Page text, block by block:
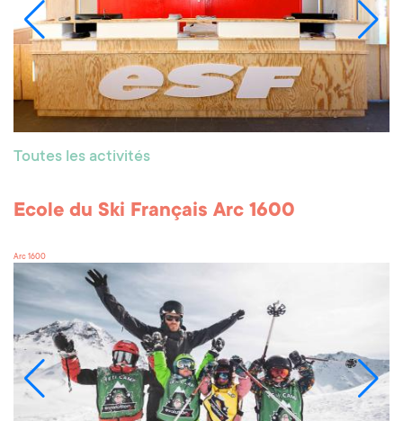
Toutes les activités
Ecole du Ski Français Arc 1600
Arc 1600